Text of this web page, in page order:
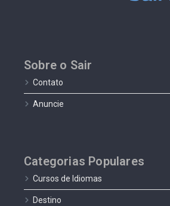
Sobre o Sair
Contato
Anuncie
Categorias Populares
Cursos de Idiomas
Destino